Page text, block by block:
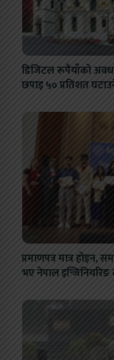
डिजिटल रूपैयाँको
छपाइ ५० प्रतिशत
प्रमाणपत्र मात्र होइन,
भए नेपाल इन्जिनियरिङ